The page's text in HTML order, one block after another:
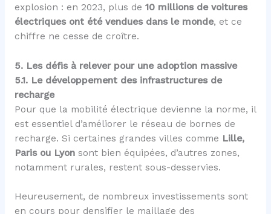
explosion : en 2023, plus de 10 millions de voitures
électriques ont été vendues dans le monde, et ce
chiffre ne cesse de croître.
5. Les défis à relever pour une adoption massive
5.1. Le développement des infrastructures de
recharge
Pour que la mobilité électrique devienne la norme, il
est essentiel d’améliorer le réseau de bornes de
recharge. Si certaines grandes villes comme Lille,
Paris ou Lyonsont bien équipées, d’autres zones,
notamment rurales, restent sous-desservies.
Heureusement, de nombreux investissements sont
en cours pour densifier le maillage des